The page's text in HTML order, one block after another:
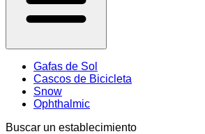
Gafas de Sol
Cascos de Bicicleta
Snow
Ophthalmic
Buscar un establecimiento